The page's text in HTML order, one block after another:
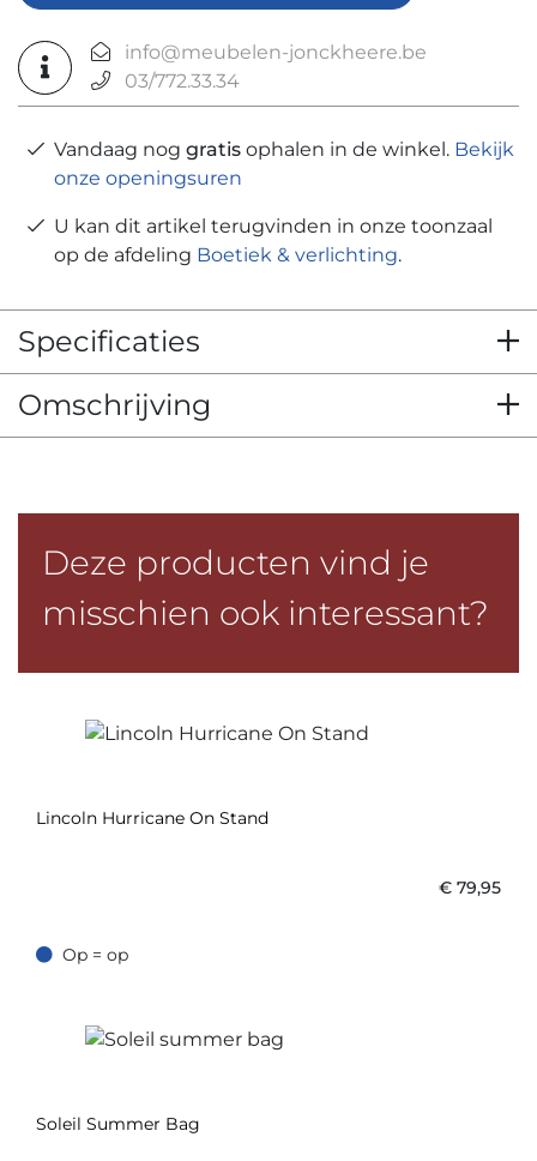
info@meubelen-jonckheere.be
03/772.33.34
Vandaag nog gratis ophalen in de winkel. Bekijk
onze openingsuren
U kan dit artikel terugvinden in onze toonzaal
op de afdeling Boetiek & verlichting.
Specificaties
Omschrijving
Deze producten vind je
misschien ook interessant?
Lincoln Hurricane On Stand
€ 79,95
Op = op
Op = op
Soleil Summer Bag